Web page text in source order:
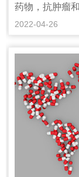
药物，抗肿瘤
2022-04-26